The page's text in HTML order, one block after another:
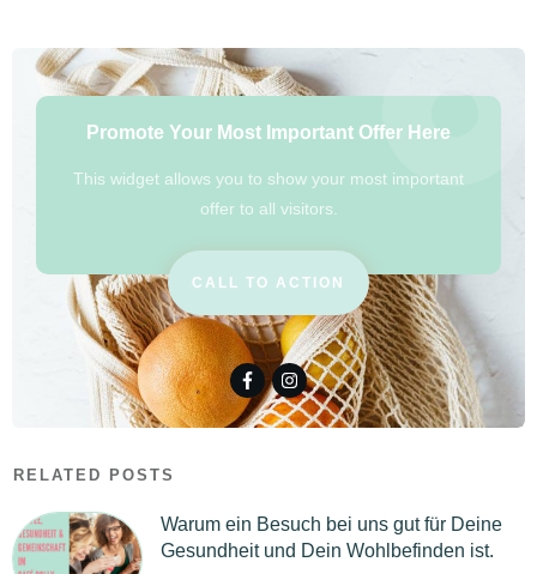
Promote Your Most Important Offer Here
This widget allows you to show your most important
offer to all visitors.
CALL TO ACTION
RELATED POSTS
Warum ein Besuch bei uns gut für Deine
Gesundheit und Dein Wohlbefinden ist.